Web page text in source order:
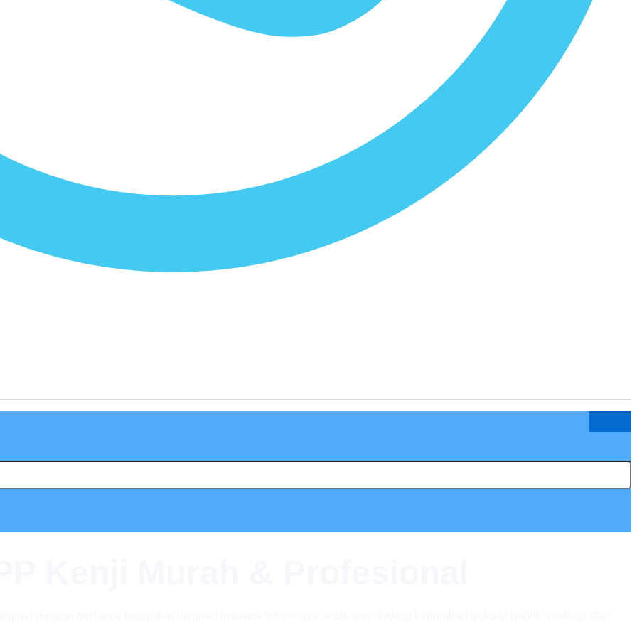
Kenji Murah & Profesional
dengan performa tinggi dan layanan instalasi terpercaya untuk mendukung kebutuhan industri pabrik, gedung, dan